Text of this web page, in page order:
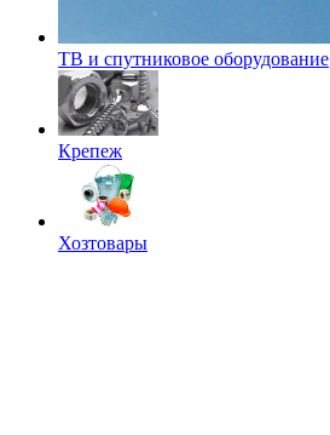
ТВ и спутниковое оборудование
Крепеж
Хозтовары